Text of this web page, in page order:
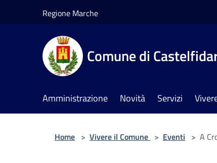
Regione Marche
Comune di
Amministrazione Novità Servizi
Home > Vivere il Comune > Eventi > A